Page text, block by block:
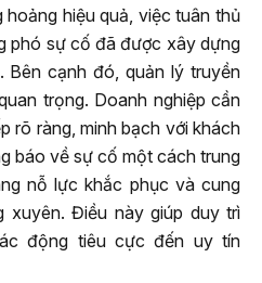
hiệu quả, việc tuân thủ
phó sự cố đã được xây dựng
cạnh đó, quản lý truyền
trọng. Doanh nghiệp cần
rõ ràng, minh bạch với khách
báo về sự cố một cách trung
nỗ lực khắc phục và cung
xuyên. Điều này giúp duy trì
động tiêu cực đến uy tín